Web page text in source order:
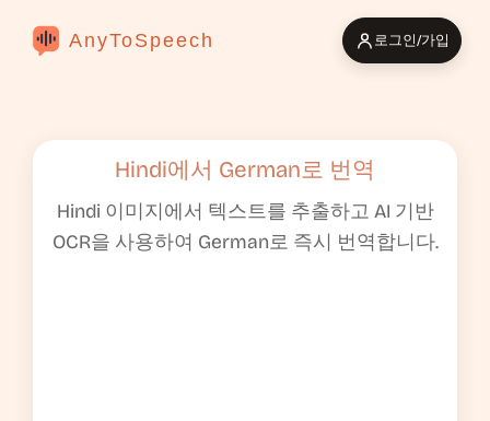
AnyToSpeech 로그인/가입
Hindi에서 German로 번역
Hindi 이미지에서 텍스트를 추출하고 AI 기반
OCR을 사용하여 German로 즉시 번역합니다.